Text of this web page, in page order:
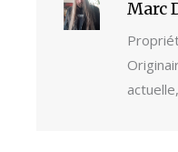
Marc